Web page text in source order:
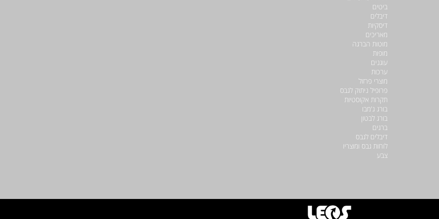
ביטים
דיבלים
דיסקיות
מאריכים
מוטות הברגה
מופות
עוגנים
ערכות
מוצרי פרזול
פרופיל ניתוק לגבס
תקרות אקוסטיות
בורג ג'מבו
בורג לבטון
ברגים
דיבלים לגבס
לוחות גבס ומוצריו
צבע